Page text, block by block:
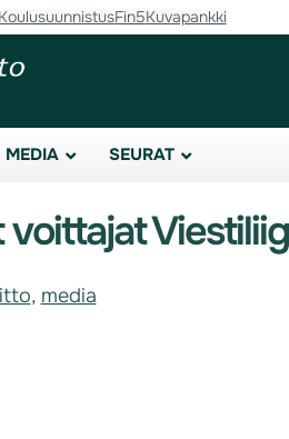
Fin5Kuvapankki
MEDIA SEURAT
, media